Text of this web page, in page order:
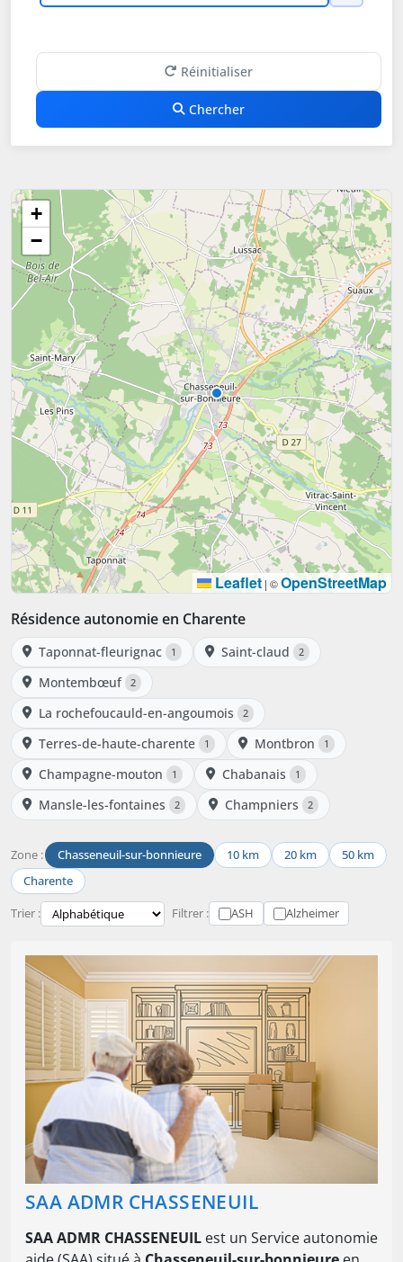
Réinitialiser
Chercher
+
−
Leaflet | ©OpenStreetMap
Résidence autonomie en Charente
Taponnat-fleurignac 1 Saint-claud 2
Montembœuf 2
La rochefoucauld-en-angoumois 2
Terres-de-haute-charente 1 Montbron 1
Champagne-mouton 1 Chabanais 1
Mansle-les-fontaines 2 Champniers 2
Zone : Chasseneuil-sur-bonnieure 10 km 20 km
50 km
Charente
Trier : Filtrer : ASH Alzheimer
SAA ADMR CHASSENEUIL
SAA ADMR CHASSENEUIL est un Service autonomie